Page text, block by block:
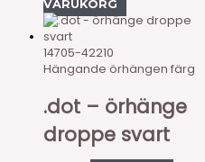
VARUKORG
14705-42210
Hängande örhängen färg
.dot – örhänge
droppe svart